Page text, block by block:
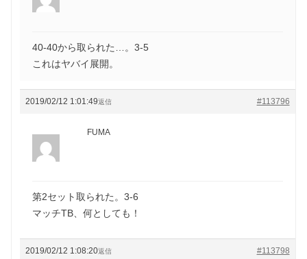
40-40から取られた…。3-5
これはヤバイ展開。
2019/02/12 1:01:49 #113796
返信
FUMA
第2セット取られた。3-6
マッチTB、何としても！
2019/02/12 1:08:20 #113798
返信